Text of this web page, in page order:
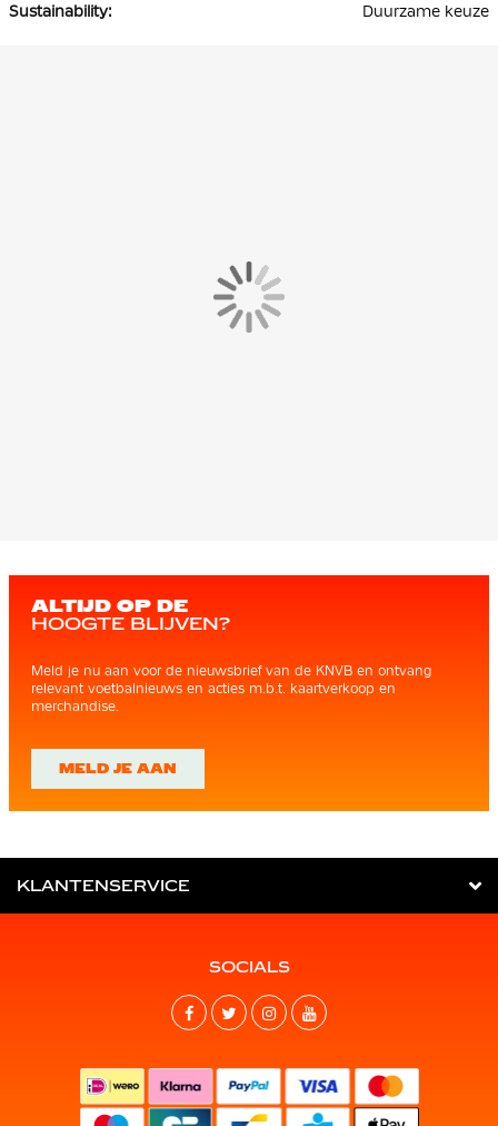
Duurzame keuze
ALTIJD OP DE
HOOGTE BLIJVEN?
Meld je nu aan voor de nieuwsbrief van de KNVB en ontvang
relevant voetbalnieuws en acties m.b.t. kaartverkoop en
merchandise.
MELD JE AAN
KLANTENSERVICE
SOCIALS